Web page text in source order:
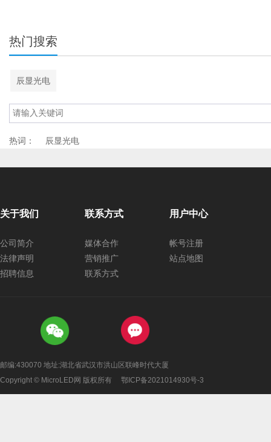
热门搜索
辰显光电
热词： 辰显光电
关于我们
公司简介
法律声明
招聘信息
联系方式
媒体合作
营销推广
联系方式
用户中心
帐号注册
站点地图
邮编:430070 地址:湖北省武汉市洪山区联峰时代大厦
Copyright © MicroLED网 版权所有 鄂ICP备2021014930号-3